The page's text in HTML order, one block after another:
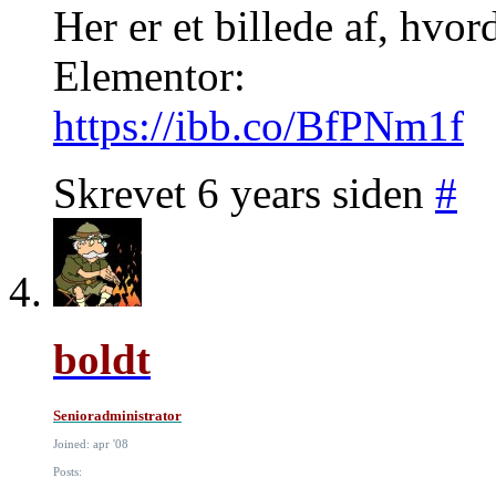
Her er et billede af,
Elementor:
https://ibb.co/BfPNm1f
Skrevet 6 years siden #
boldt
Senioradministrator
Joined: apr '08
Posts: